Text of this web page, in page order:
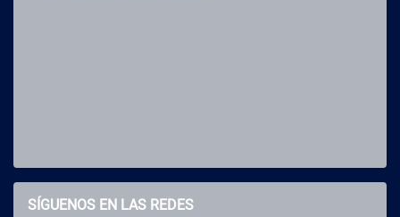
SÍGUENOS EN LAS REDES